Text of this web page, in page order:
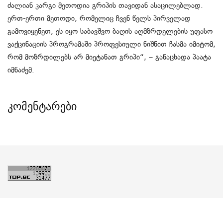
ძალიან კარგი მეთოდია გრიპის თავიდან ასაცილებლად.
ერთ-ერთი მეთოდი, რომელიც ჩვენ წელს პირველად
გამოვიყენეთ, ეს იყო საბავშვო ბაღის აღმზრდელების უფასო
ვაქცინაციის პროგრამაში პროფესიული ნიშნით ჩასმა იმიტომ,
რომ მოზრდილებს არ მიეტანათ გრიპი“, – განაცხადა პაატა
იმნაძემ.
კომენტარები